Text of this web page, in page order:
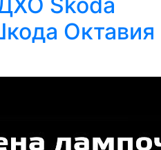
Октавия